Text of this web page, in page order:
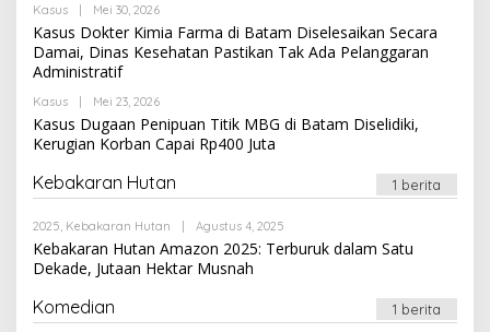
Kasus Mei 30, 2026Oleh
Newssportsaz_0q4zf1
Kasus Dokter Kimia Farma di Batam Diselesaikan Secara
Damai, Dinas Kesehatan Pastikan Tak Ada Pelanggaran
Administratif
Kasus Mei 23, 2026Oleh
Newssportsaz_0q4zf1
Kasus Dugaan Penipuan Titik MBG di Batam Diselidiki,
Kerugian Korban Capai Rp400 Juta
Kebakaran Hutan 1 berita
2025, Kebakaran Hutan Agustus 4, 2025
Newssportsaz_0q4zf1
Kebakaran Hutan Amazon 2025: Terburuk dalam Satu
Dekade, Jutaan Hektar Musnah
Komedian 1 berita